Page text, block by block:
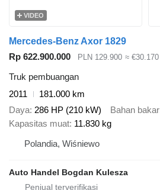
VIDEO
Mercedes-Benz Axor 1829
Rp 622.900.000
PLN 129.900 ≈ €30.170
Truk pembuangan
2011
181.000 km
Daya 286 HP (210 kW) Bahan bakar
Kapasitas muat 11.830 kg
Polandia, Wiśniewo
Auto Handel Bogdan Kulesza